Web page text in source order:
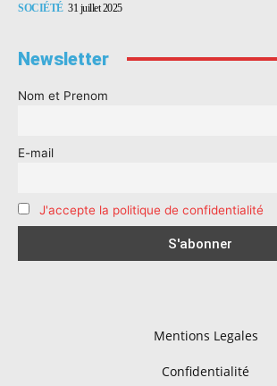
SOCIÉTÉ 31 juillet 2025
Newsletter
Nom et Prenom
E-mail
J'accepte la politique de confidentialité
Mentions Legales
Confidentialité